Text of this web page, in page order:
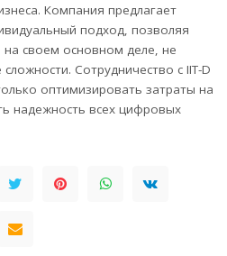
Компания предлагает
подход, позволяя
на своем основном деле, не
Сотрудничество с IIT-D
оптимизировать затраты на
надежность всех цифровых